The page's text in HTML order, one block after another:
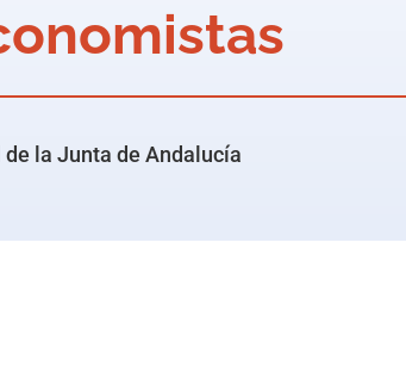
la Junta de Andalucía